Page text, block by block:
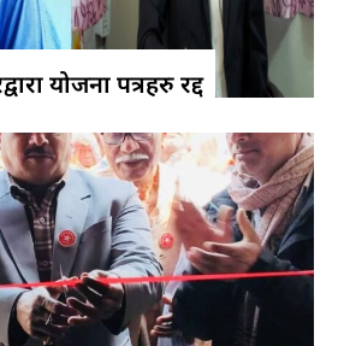
योजना पत्रहरु रद्द